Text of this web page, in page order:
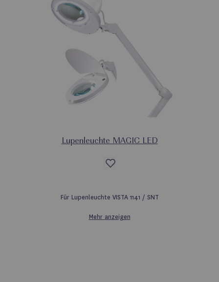
Lupenleuchte MAGIC LED
Auf
die
Für Lupenleuchte VISTA 1141 / SNT
Mehr anzeigen